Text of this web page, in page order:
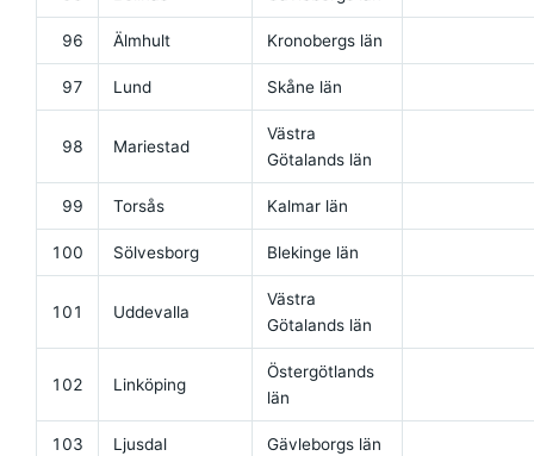
96 Älmhult Kronobergs län
97 Lund Skåne län
98 Mariestad
Västra
Götalands län
99 Torsås Kalmar län
100 Sölvesborg Blekinge län
101 Uddevalla
Västra
Götalands län
102 Linköping
Östergötlands
län
103 Ljusdal Gävleborgs län